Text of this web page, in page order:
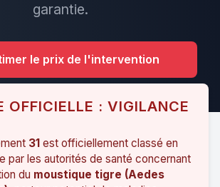
garantie.
le prix de l'intervention
OFFICIELLE : VIGILANCE
31 est officiellement classé en
par les autorités de santé concernant
du moustique tigre (Aedes